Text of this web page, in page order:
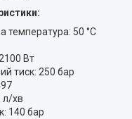
температура: 50 °C
Вт
тиск: 250 бар
л/хв
140 бар